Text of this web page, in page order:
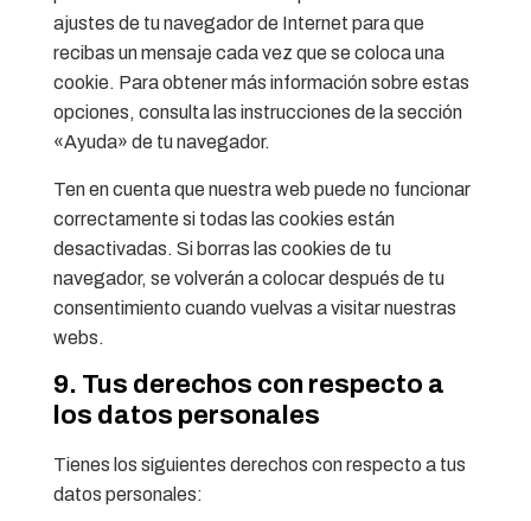
ajustes de tu navegador de Internet para que
recibas un mensaje cada vez que se coloca una
cookie. Para obtener más información sobre estas
opciones, consulta las instrucciones de la sección
«Ayuda» de tu navegador.
Ten en cuenta que nuestra web puede no funcionar
correctamente si todas las cookies están
desactivadas. Si borras las cookies de tu
navegador, se volverán a colocar después de tu
consentimiento cuando vuelvas a visitar nuestras
webs.
9. Tus derechos con respecto a
los datos personales
Tienes los siguientes derechos con respecto a tus
datos personales: